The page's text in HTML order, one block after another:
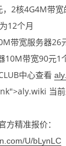
，2核4G4M带
12个月
带宽服务器26
10M带宽90元1
中心查看
当
方精准报价：
U/bLynLC